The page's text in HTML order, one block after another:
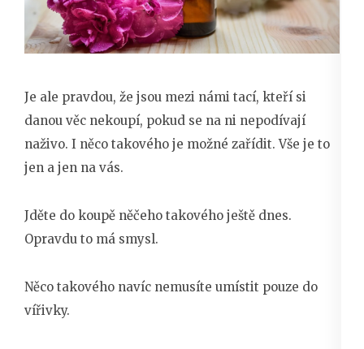
Je ale pravdou, že jsou mezi námi tací, kteří si
danou věc nekoupí, pokud se na ni nepodívají
naživo. I něco takového je možné zařídit. Vše je to
jen a jen na vás.
Jděte do koupě něčeho takového ještě dnes.
Opravdu to má smysl.
Něco takového navíc nemusíte umístit pouze do
vířivky.